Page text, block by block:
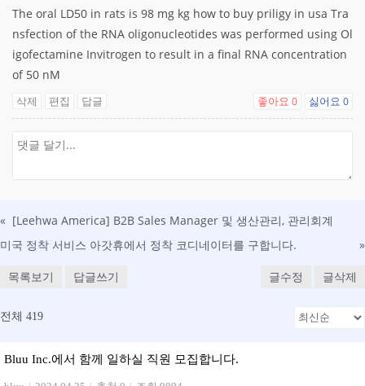
The oral LD50 in rats is 98 mg kg how to buy priligy in usa Tra
nsfection of the RNA oligonucleotides was performed using Ol
igofectamine Invitrogen to result in a final RNA concentration
of 50 nM
삭제 편집 답글 좋아요 0 싫어요 0
« [Leehwa America] B2B Sales Manager 및 생산관리, 관리회계
미국 정착 서비스 아갓휴에서 정착 코디네이터를 구합니다.
»
목록보기 답글쓰기 글수정 글삭제
전체 419
Bluu Inc.에서 함께 일하실 직원 모집합니다.